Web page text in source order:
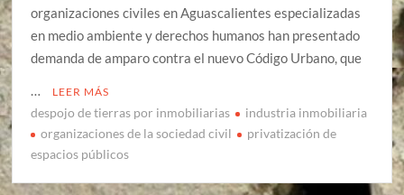
organizaciones civiles en Aguascalientes especializadas
en medio ambiente y derechos humanos han presentado
demanda de amparo contra el nuevo Código Urbano, que
…
LEER MÁS
despojo de tierras por inmobiliarias
industria inmobiliaria
organizaciones de la sociedad civil
privatización de
espacios públicos